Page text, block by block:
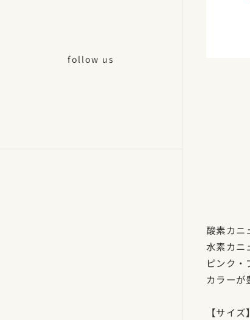
follow us
酸素カニ
水素カニ
ピンク・
カラーが
【サイズ】